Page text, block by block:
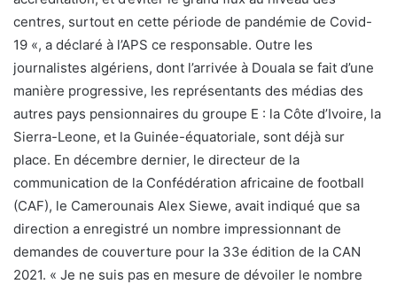
centres, surtout en cette période de pandémie de Covid-
19 «, a déclaré à l’APS ce responsable. Outre les
journalistes algériens, dont l’arrivée à Douala se fait d’une
manière progressive, les représentants des médias des
autres pays pensionnaires du groupe E : la Côte d’Ivoire, la
Sierra-Leone, et la Guinée-équatoriale, sont déjà sur
place. En décembre dernier, le directeur de la
communication de la Confédération africaine de football
(CAF), le Camerounais Alex Siewe, avait indiqué que sa
direction a enregistré un nombre impressionnant de
demandes de couverture pour la 33e édition de la CAN
2021. « Je ne suis pas en mesure de dévoiler le nombre